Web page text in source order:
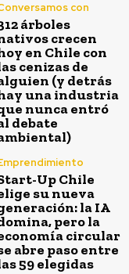
con
árboles
crecen
en Chile con
cenizas de
(y detrás
una industria
nunca entró
debate
Up Chile
su nueva
la IA
pero la
circular
abre paso entre
59 elegidas